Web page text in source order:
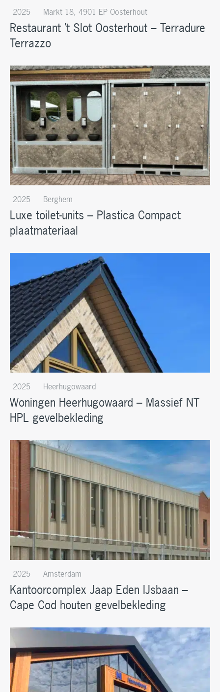
2025 Markt 18, 4901 EP Oosterhout
Restaurant ’t Slot Oosterhout – Terradure
Terrazzo
2025 Berghem
Luxe toilet-units – Plastica Compact
plaatmateriaal
2025 Heerhugowaard
Woningen Heerhugowaard – Massief NT
HPL gevelbekleding
2025 Amsterdam
Kantoorcomplex Jaap Eden IJsbaan –
Cape Cod houten gevelbekleding